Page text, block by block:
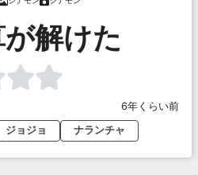
解けた
6年くらい前
ジョジョ ナランチャ